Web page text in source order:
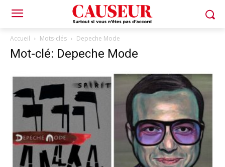
Accueil Mots-clés Depeche Mode
Mot-clé: Depeche Mode